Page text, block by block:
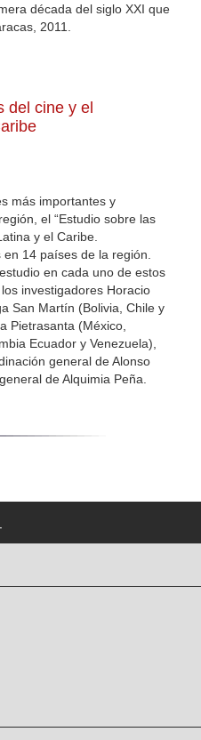
década del siglo XXI que
2011.
del cine y el
más importantes y
el “Estudio sobre las
y el Caribe.
en 14 países de la región.
en cada uno de estos
investigadores Horacio
San Martín (Bolivia, Chile y
Pietrasanta (México,
Ecuador y Venezuela),
general de Alonso
de Alquimia Peña.